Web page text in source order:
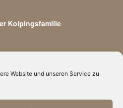
Website und unseren Service zu
Kolpingsfamilie